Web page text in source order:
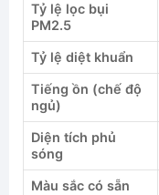
Tỷ lệ lọc bụi
PM2.5
Tỷ lệ diệt khuẩn
Tiếng ồn (chế độ
ngủ)
Diện tích phủ
sóng
Màu sắc có sẵn